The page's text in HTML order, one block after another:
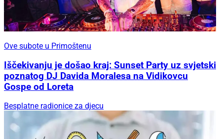
Ove subote u Primoštenu
Iščekivanju je došao kraj: Sunset Party uz svjetski
poznatog DJ Davida Moralesa na Vidikovcu
Gospe od Loreta
Besplatne radionice za djecu